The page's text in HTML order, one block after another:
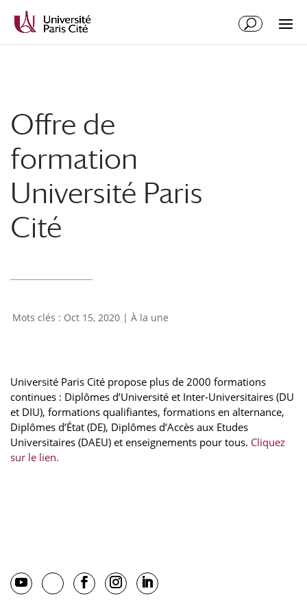
Offre de
formation
Université Paris
Cité
Oct 15, 2020 | À la une
Université Paris Cité propose plus de 2000 formations
continues : Diplômes d’Université et Inter-Universitaires (DU
et DIU), formations qualifiantes, formations en alternance,
Diplômes d’État (DE), Diplômes d’Accès aux Etudes
Universitaires (DAEU) et enseignements pour tous. Cliquez
sur le lien.